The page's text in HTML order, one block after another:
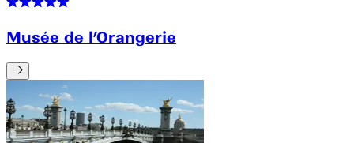
Musée de l’Orangerie